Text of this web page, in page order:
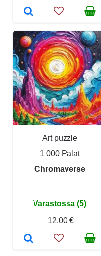
Art puzzle
1 000 Palat
Chromaverse
Varastossa (5)
12,00 €